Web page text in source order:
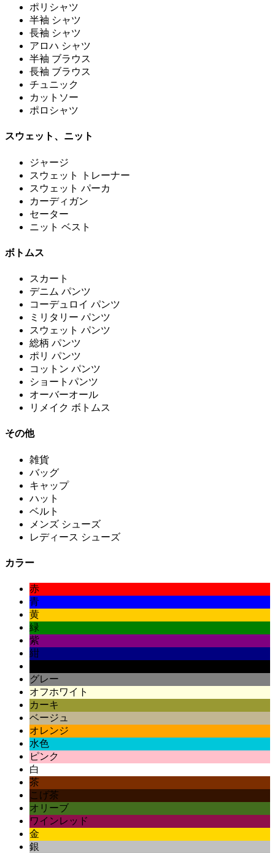
ポリシャツ
半袖 シャツ
長袖 シャツ
アロハ シャツ
半袖 ブラウス
長袖 ブラウス
チュニック
カットソー
ポロシャツ
スウェット、ニット
ジャージ
スウェット トレーナー
スウェット パーカ
カーディガン
セーター
ニット ベスト
ボトムス
スカート
デニム パンツ
コーデュロイ パンツ
ミリタリー パンツ
スウェット パンツ
総柄 パンツ
ポリ パンツ
コットン パンツ
ショートパンツ
オーバーオール
リメイク ボトムス
その他
雑貨
バッグ
キャップ
ハット
ベルト
メンズ シューズ
レディース シューズ
カラー
赤
青
黄
緑
紫
紺
グレー
オフホワイト
カーキ
ベージュ
オレンジ
水色
ピンク
白
茶
こげ茶
オリーブ
ワインレッド
金
銀